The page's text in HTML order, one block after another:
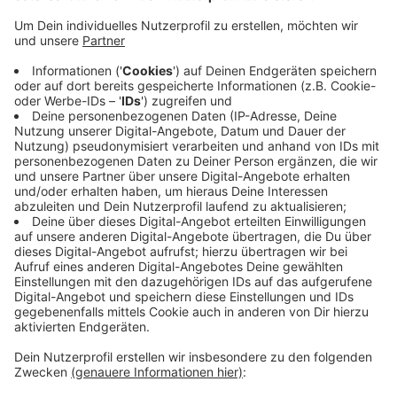
Radfahren in einer Großstadt aussehen könnte.
Anzeige
Weltweit hätten schon 150 Metropolen die Corona-
Zeit genutzt, um die Innenstadt fahrradfreundlicher zu
machen. Brüssel zum Beispiel habe die komplette
Innenstadt zur Tempo 20-Zone erklärt. In Deutschland
habe nur Berlin bisher 15 Kilometer Straße zu Pop-Up-
Radwegen umgewandelt.
Anzeige